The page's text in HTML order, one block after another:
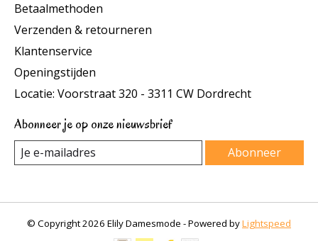
Betaalmethoden
Verzenden & retourneren
Klantenservice
Openingstijden
Locatie: Voorstraat 320 - 3311 CW Dordrecht
Abonneer je op onze nieuwsbrief
Abonneer
© Copyright 2026 Elily Damesmode - Powered byLightspeed